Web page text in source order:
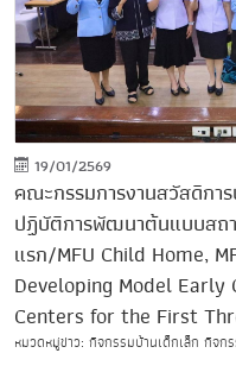
19/01/2569
คณะกรรมการงานสวัสดิการ
ปฏิบัติการพัฒนาต้นแบบสถ
แรก/MFU Child Home,
Developing Model
Centers for the First
หมวดหมู่ข่าว: กิจกรรมบ้านเด็กเล็ก กิจก